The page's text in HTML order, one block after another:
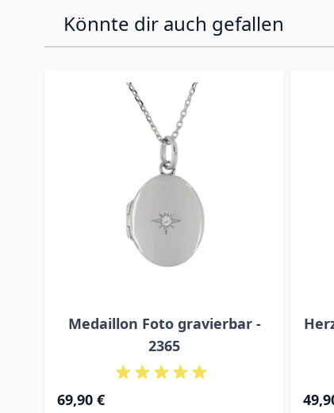
Könnte dir auch gefallen
Medaillon Foto gravierbar -
2365
69,90 €